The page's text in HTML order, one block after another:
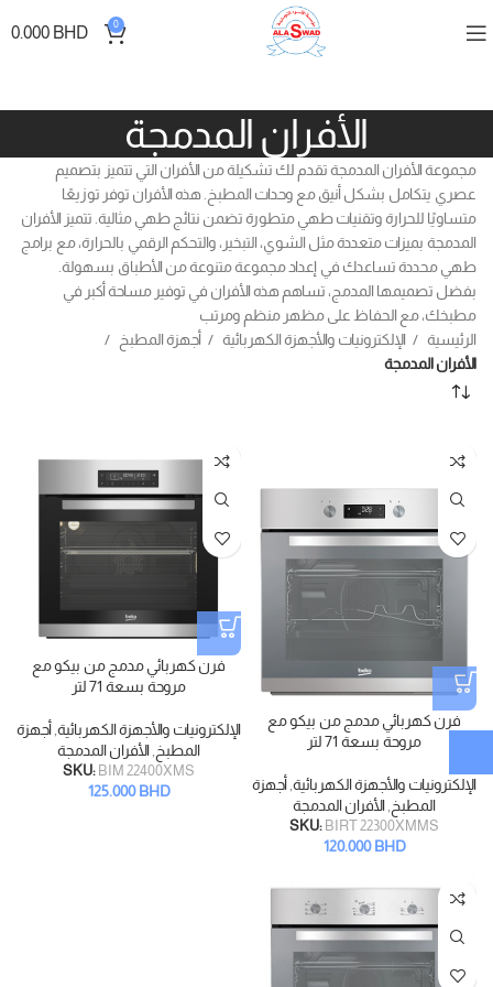
0
0.000 BHD
الأفران المدمجة
مجموعة الأفران المدمجة تقدم لك تشكيلة من الأفران التي تتميز بتصميم
عصري يتكامل بشكل أنيق مع وحدات المطبخ. هذه الأفران توفر توزيعًا
متساويًا للحرارة وتقنيات طهي متطورة تضمن نتائج طهي مثالية. تتميز الأفران
المدمجة بميزات متعددة مثل الشوي، التبخير، والتحكم الرقمي بالحرارة، مع برامج
طهي محددة تساعدك في إعداد مجموعة متنوعة من الأطباق بسهولة.
بفضل تصميمها المدمج، تساهم هذه الأفران في توفير مساحة أكبر في
مطبخك، مع الحفاظ على مظهر منظم ومرتب
الرئيسية
الإلكترونيات والأجهزة الكهربائية
أجهزة المطبخ
الأفران المدمجة
فرن كهربائي مدمج من بيكو مع
مروحة بسعة 71 لتر
الإلكترونيات والأجهزة الكهربائية,أجهزة
المطبخ,الأفران المدمجة
SKU: BIRT 22300XMMS
120.000BHD
فرن كهربائي مدمج من بيكو مع
مروحة بسعة 71 لتر
الإلكترونيات والأجهزة الكهربائية أجهزة
المطبخ الأفران المدمجة
SKU: BIM 22400XMS
125.000BHD